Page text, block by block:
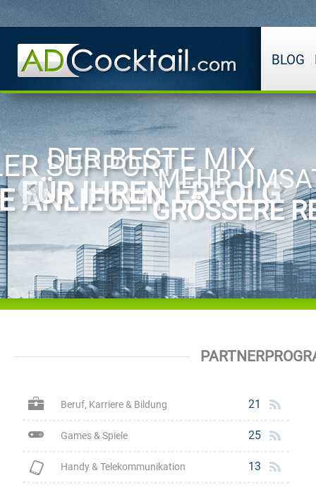
SUPPORT
ANLIEGEN
DER BESTE MIX
FÜR IHREN ERFOLG
MEHR
GRÖSSERE
BLOG
Beruf, Karriere & Bildung 21
Games & Spiele 25
Handy & Telekommunikation 13